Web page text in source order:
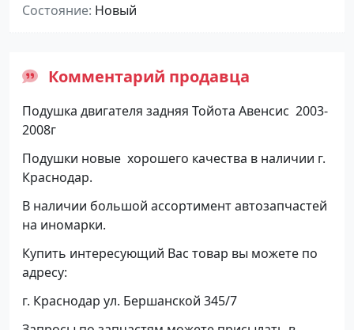
Состояние Новый
Комментарий продавца
Подушка двигателя задняя Тойота Авенсис 2003-
2008г
Подушки новые хорошего качества в наличии г.
Краснодар.
В наличии большой ассортимент автозапчастей
на иномарки.
Купить интересующий Вас товар вы можете по
адресу:
г. Краснодар ул. Бершанской 345/7